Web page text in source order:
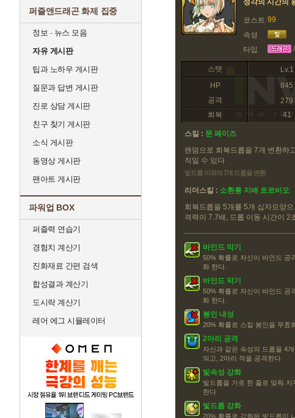
퍼즐앤드래곤 화제 집중
정보 · 뉴스 모음
자유 게시판
팁과 노하우 게시판
질문과 답변 게시판
진로 상담 게시판
친구 찾기 게시판
소식 게시판
동영상 게시판
팬아트 게시판
파워업 BOX
퍼즐력 연습기
경험치 계산기
진화재료 간편 검색
합성결과 계산기
도시락 계산기
레어 에그 시뮬레이터
성각의 시간의
코스트 99
속성
타입
/
스탯 Lv.1
HP
845
공격
279
회복
41
스킬 : 문 페이즈
랜덤으로 회복드롭을 7개 변환하
직일 수 있다
빛드롭 이외의 7개 드롭을 변환
리더스킬 : 소환룡 지배 토르비오
회복드롭을 5개를 5개 십자모양
격력이 7.7배, 드롭 이동 시간이 2
바인드 막기
50% 확률로 자신이 바인드 공
화 한다.
바인드 막기
50% 확률로 자신이 바인드 공
화 한다.
봉인 내성
20% 확률로 스킬 봉인을 무효
2마리 공격
자신과 같은 속성의 드롭을 4
되고, 2마리 적을 공격한다
빛속성 강화
빛드롭을 가로 한 줄로 맞춰
한다
빛드롭 강화
20% 확률로 강화된 빛드롭이